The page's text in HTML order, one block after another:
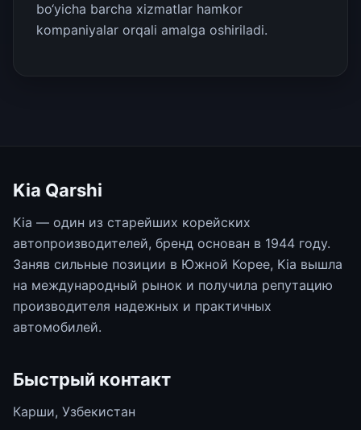
bo‘yicha barcha xizmatlar hamkor
kompaniyalar orqali amalga oshiriladi.
Kia Qarshi
Kia — один из старейших корейских
автопроизводителей, бренд основан в 1944 году.
Заняв сильные позиции в Южной Корее, Kia вышла
на международный рынок и получила репутацию
производителя надежных и практичных
автомобилей.
Быстрый контакт
Карши, Узбекистан